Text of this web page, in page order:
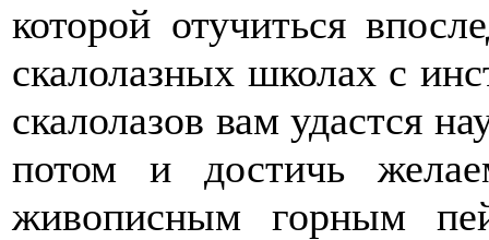
которой отучиться
скалолазных школах с
скалолазов вам удастся
потом и достичь
живописным горным